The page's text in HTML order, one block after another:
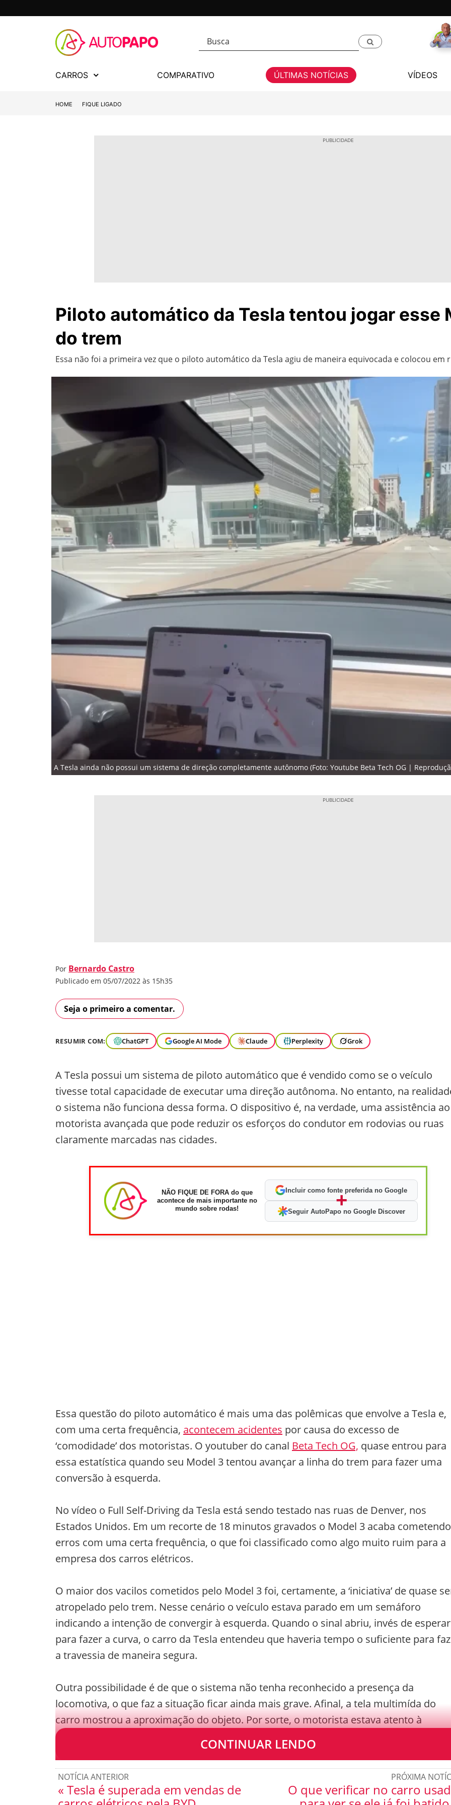
CARROS COMPARATIVO ÚLTIMAS NOTÍCIAS VÍDEOS
HOME FIQUE LIGADO
Piloto automático da Tesla tentou jogar esse
do trem
Essa não foi a primeira vez que o piloto automático da Tesla agiu de maneira equivocada e colocou
A Tesla ainda não possui um sistema de direção completamente autônomo (Foto: Youtube Beta Tech OG |
Por Bernardo Castro
Publicado em 05/07/2022 às 15h35
Seja o primeiro a comentar.
RESUMIR COM: ChatGPT Google AI Mode Claude Perplexity Grok
A Tesla possui um sistema de piloto automático que é vendido como se o veículo
tivesse total capacidade de executar uma direção autônoma. No entanto, na
o sistema não funciona dessa forma. O dispositivo é, na verdade, uma assistência ao
motorista avançada que pode reduzir os esforços do condutor em rodovias ou ruas
claramente marcadas nas cidades.
NÃO FIQUE DE FORA do que
acontece de mais importante no
mundo sobre rodas!
Incluir como fonte preferida no Google
+
Seguir AutoPapo no Google Discover
Essa questão do piloto automático é mais uma das polêmicas que envolve a Tesla e,
com uma certa frequência, acontecem acidentes por causa do excesso de
‘comodidade’ dos motoristas. O youtuber do canal Beta Tech OG, quase entrou para
essa estatística quando seu Model 3 tentou avançar a linha do trem para fazer uma
conversão à esquerda.
No vídeo o Full Self-Driving da Tesla está sendo testado nas ruas de Denver, nos
Estados Unidos. Em um recorte de 18 minutos gravados o Model 3 acaba cometendo
erros com uma certa frequência, o que foi classificado como algo muito ruim para a
empresa dos carros elétricos.
O maior dos vacilos cometidos pelo Model 3 foi, certamente, a ‘iniciativa’ de quase
atropelado pelo trem. Nesse cenário o veículo estava parado em um semáforo
indicando a intenção de convergir à esquerda. Quando o sinal abriu, invés de esperar
para fazer a curva, o carro da Tesla entendeu que haveria tempo o suficiente para
a travessia de maneira segura.
Outra possibilidade é de que o sistema não tenha reconhecido a presença da
locomotiva, o que faz a situação ficar ainda mais grave. Afinal, a tela multimída do
carro mostrou a aproximação do objeto. Por sorte, o motorista estava atento à
situação e conseguiu assumir o volante antes de algo mais grave acontecer.
CONTINUAR LENDO
PRÓXIMA
O que verificar no carro
NOTÍCIA ANTERIOR
« Tesla é superada em vendas de